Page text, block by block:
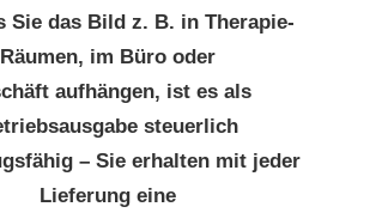
Sie das Bild z. B. in Therapie-
Räumen, im Büro oder
aufhängen, ist es als
steuerlich
– Sie erhalten mit jeder
Lieferung eine